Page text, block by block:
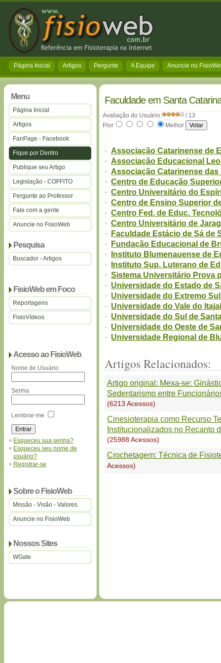
Página Inicial Artigos Pergunte A Equipe Anuncie no
Menu
Página Inicial
Artigos
FanPage - Facebook
Fique por Dentro
Publique seu Artigo
Legislação - COFFITO
Pergunte ao Professor
Fale com a gente
Anuncie no FisioWeb
Pesquisa
Buscador - Artigos
FisioWeb em Foco
Reportagens
FisioVídeos
Acesso ao FisioWeb
Nome de Usuário
Senha
Lembrar-me
Esqueceu sua senha?
Esqueceu seu nome de
usuário?
Registrar-se
Sobre o FisioWeb
Missão - Visão - Valores
Anuncie no FisioWeb
Nossos Sites
WGate
Faculdade em Santa
Avaliação do Usuário:
/ 13
Pior
Melhor
· Associação Catarinense de
· Associação Educacional
· Associação Catarinense
· Centro de Educação
· Centro Universitário do
· Centro de Ensino Superior
· Centro Fed. de Educ.
· Centro Universitário de
· Faculdade Estácio de Sá de
· Fundação Educacional de
· Instituto Blumenauense de
· Instituto Sup. Luterano de
· Sistema Universitário Prova
· Universidade do Estado de
· Universidade do Extremo
· Universidade do Vale do
· Universidade do Sul de
· Universidade do Oeste de
· Universidade Regional de
Artigos Relacionados:
Artigo original: Mexa-se:
Sedentarismo entre
(6213 Acessos)
Cinesioterapia como Recurso
Institucionalizados no Recanto
(25988 Acessos)
Crochetagem: Técnica de
Acessos)